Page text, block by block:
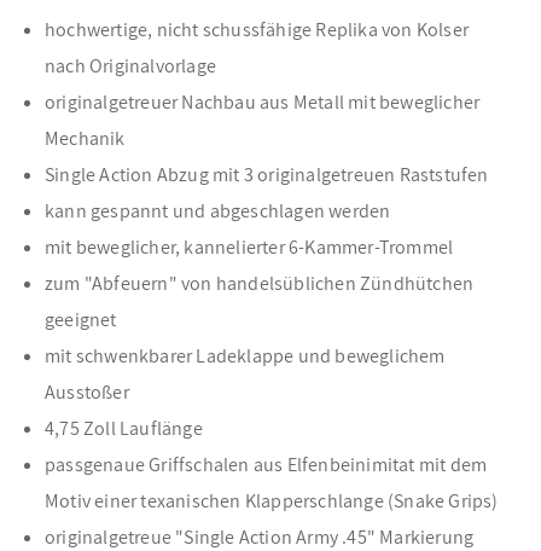
hochwertige, nicht schussfähige Replika von Kolser
nach Originalvorlage
originalgetreuer Nachbau aus Metall mit beweglicher
Mechanik
Single Action Abzug mit 3 originalgetreuen Raststufen
kann gespannt und abgeschlagen werden
mit beweglicher, kannelierter 6-Kammer-Trommel
zum "Abfeuern" von handelsüblichen Zündhütchen
geeignet
mit schwenkbarer Ladeklappe und beweglichem
Ausstoßer
4,75 Zoll Lauflänge
passgenaue Griffschalen aus Elfenbeinimitat mit dem
Motiv einer texanischen Klapperschlange (Snake Grips)
originalgetreue "Single Action Army .45" Markierung